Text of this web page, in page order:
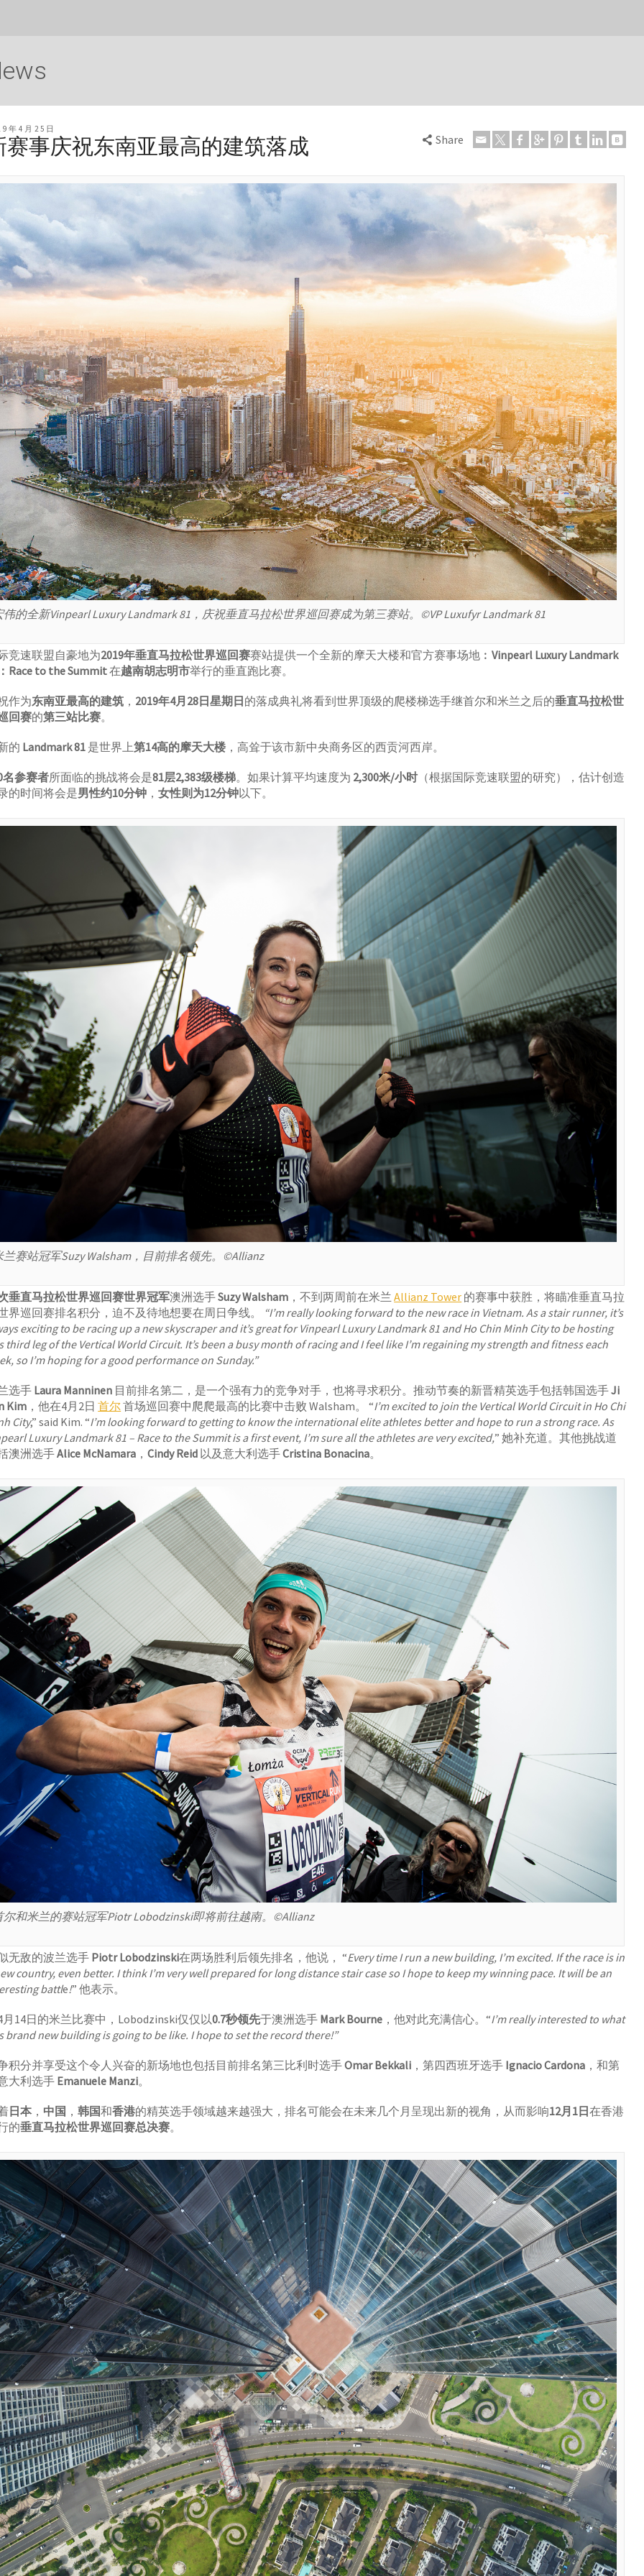
年4月25日
赛事庆祝东南亚最高的建筑落成 Share
伟的全新Vinpearl Luxury Landmark 81，庆祝垂直马拉松世界巡回赛成为第三赛站。©VP Luxufyr Landmark 81
竞速联盟自豪地为2019年垂直马拉松世界巡回赛赛站提供一个全新的摩天大楼和官方赛事场地︰Vinpearl Luxury Landmark
Race to the Summit在越南胡志明市举行的垂直跑比赛。
作为东南亚最高的建筑 ， 2019年4月28日星期日的落成典礼将看到世界顶级的爬楼梯选手继首尔和米兰之后的垂直马拉松世
回赛的第三站比赛。
的 Landmark 81 是世界上第14高的摩天大楼 ，高耸于该市新中央商务区的西贡河西岸。
名参赛者所面临的挑战将会是81层2,383级楼梯。如果计算平均速度为 2,300米/小时（根据国际竞速联盟的研究），估计创造
的时间将会是男性约10分钟 ，女性则为12分钟以下。
兰赛站冠军Suzy Walsham，目前排名领先。©Allianz
垂直马拉松世界巡回赛世界冠军澳洲选手Suzy Walsham ，不到两周前在米兰Allianz Tower 的赛事中获胜，将瞄准垂直马拉
界巡回赛排名积分，迫不及待地想要在周日争线。
“I’m really looking forward to the new race in Vietnam. As a stair runner, it’s
exciting to be racing up a new skyscraper and it’s great for Vinpearl Luxury Landmark 81 and Ho Chin Minh City to be hosting
third leg of the Vertical World Circuit. It’s been a busy month of racing and I feel like I’m regaining my strength and fitness each
so I’m hoping for a good performance on Sunday.”
选手 Laura Manninen 目前排名第二，是一个强有力的竞争对手，也将寻求积分。推动节奏的新晋精英选手包括韩国选手Ji
Kim ，他在4月2日首尔首场巡回赛中爬爬最高的比赛中击败 Walsham。 “I’m excited to join the Vertical World Circuit in Ho Chi
City,” said Kim. “I’m looking forward to getting to know the international elite athletes better and hope to run a strong race. As
Luxury Landmark 81 – Race to the Summit is a first event, I’m sure all the athletes are very excited,” 她补充道。其他挑战道
澳洲选手Alice McNamara ，Cindy Reid 以及意大利选手Cristina Bonacina。
尔和米兰的赛站冠军Piotr Lobodzinski即将前往越南。©Allianz
无敌的波兰选手 Piotr Lobodzinski在两场胜利后领先排名，他说， “Every time I run a new building, I’m excited. If the race is in
country, even better. I think I’m very well prepared for long distance stair case so I hope to keep my winning pace. It will be an
battle!” 他表示。
月14日的米兰比赛中，Lobodzinski仅仅以0.7秒领先于澳洲选手 Mark Bourne ，他对此充满信心。“I’m really interested to what
brand new building is going to be like. I hope to set the record there!”
积分并享受这个令人兴奋的新场地也包括目前排名第三比利时选手Omar Bekkali ，第四西班牙选手 Ignacio Cardona ，和第
大利选手 Emanuele Manzi。
日本 ， 中国 ，韩国和香港的精英选手领域越来越强大，排名可能会在未来几个月呈现出新的视角，从而影响12月1日在香港
的垂直马拉松世界巡回赛总决赛。